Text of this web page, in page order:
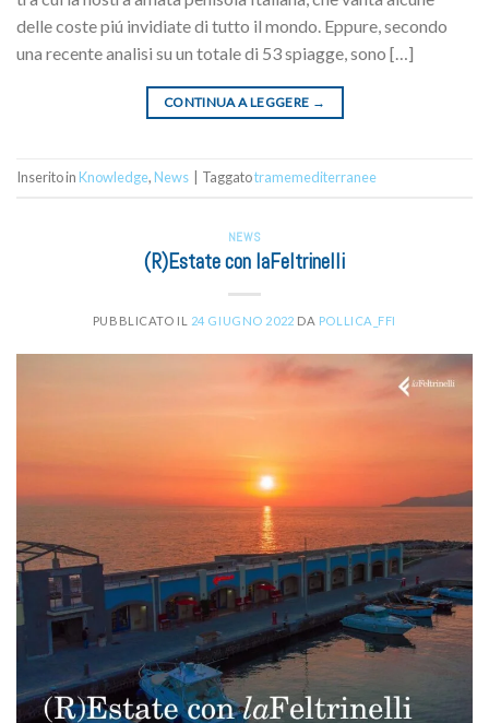
delle coste piú invidiate di tutto il mondo. Eppure, secondo
una recente analisi su un totale di 53 spiagge, sono […]
CONTINUA A LEGGERE →
Inserito in Knowledge, News Taggatotramemediterranee
NEWS
(R)Estate con laFeltrinelli
PUBBLICATO IL 24 GIUGNO 2022 DA POLLICA_FFI